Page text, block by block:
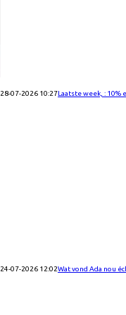
28-07-2026 10:27Laatste week, : 10%
24-07-2026 12:02Wat vond Ada nou